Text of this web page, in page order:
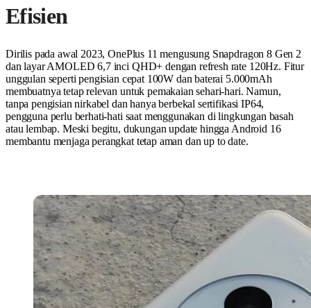
Efisien
Dirilis pada awal 2023, OnePlus 11 mengusung Snapdragon 8 Gen 2
dan layar AMOLED 6,7 inci QHD+ dengan refresh rate 120Hz. Fitur
unggulan seperti pengisian cepat 100W dan baterai 5.000mAh
membuatnya tetap relevan untuk pemakaian sehari-hari. Namun,
tanpa pengisian nirkabel dan hanya berbekal sertifikasi IP64,
pengguna perlu berhati-hati saat menggunakan di lingkungan basah
atau lembap. Meski begitu, dukungan update hingga Android 16
membantu menjaga perangkat tetap aman dan up to date.